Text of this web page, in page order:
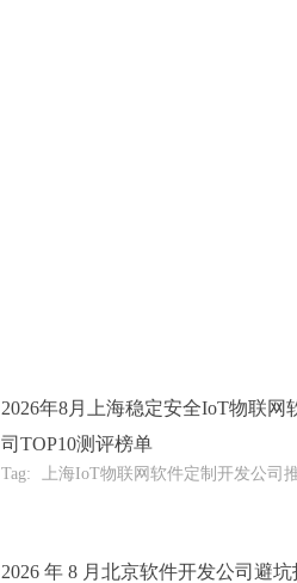
2026年8月上海稳定安全IoT物联网
司TOP10测评榜单
Tag: 上海IoT物联网软件定制开发公司
2026 年 8 月北京软件开发公司避坑